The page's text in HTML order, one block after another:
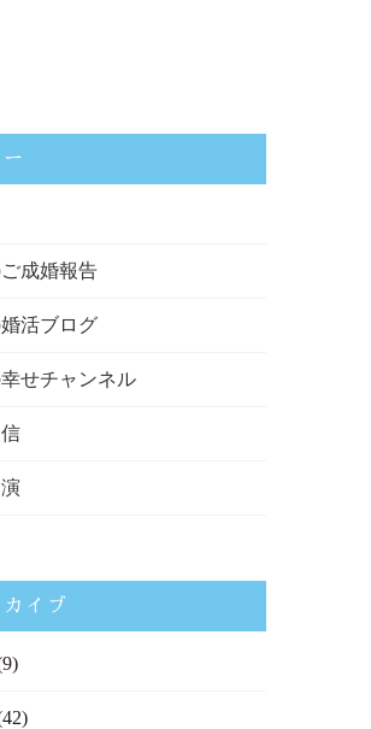
成婚報告
活ブログ
せチャンネル
イブ